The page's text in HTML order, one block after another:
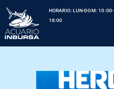
HORARIO: LUN-DOM: 10:00-
18:00